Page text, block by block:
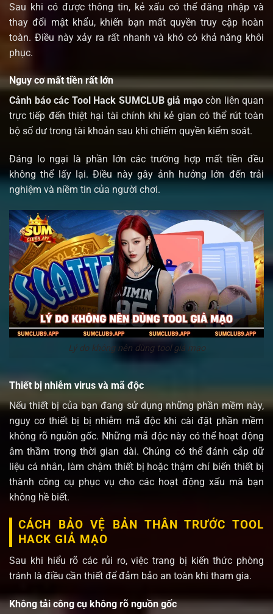
Sau khi có được thông tin, kẻ xấu có thể đăng nhập và
thay đổi mật khẩu, khiến bạn mất quyền truy cập hoàn
toàn. Điều này xảy ra rất nhanh và khó có khả năng khôi
phục.
Nguy cơ mất tiền rất lớn
Cảnh báo các Tool Hack SUMCLUB giả mạo còn liên quan
trực tiếp đến thiệt hại tài chính khi kẻ gian có thể rút toàn
bộ số dư trong tài khoản sau khi chiếm quyền kiểm soát.
Đáng lo ngại là phần lớn các trường hợp mất tiền đều
không thể lấy lại. Điều này gây ảnh hưởng lớn đến trải
nghiệm và niềm tin của người chơi.
Lý do không nên dùng tool giả mạo
Thiết bị nhiễm virus và mã độc
Nếu thiết bị của bạn đang sử dụng những phần mềm này,
nguy cơ thiết bị bị nhiễm mã độc khi cài đặt phần mềm
không rõ nguồn gốc. Những mã độc này có thể hoạt động
âm thầm trong thời gian dài. Chúng có thể đánh cắp dữ
liệu cá nhân, làm chậm thiết bị hoặc thậm chí biến thiết bị
thành công cụ phục vụ cho các hoạt động xấu mà bạn
không hề biết.
CÁCH BẢO VỆ BẢN THÂN TRƯỚC TOOL
HACK GIẢ MẠO
Sau khi hiểu rõ các rủi ro, việc trang bị kiến thức phòng
tránh là điều cần thiết để đảm bảo an toàn khi tham gia.
Không tải công cụ không rõ nguồn gốc